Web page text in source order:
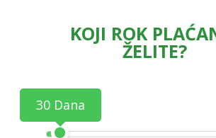
KOJI ROK
ŽELITE?
30 Dana